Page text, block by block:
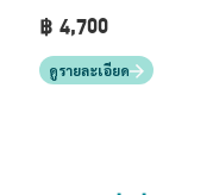
฿ 4,700
ดูรายละเอียด